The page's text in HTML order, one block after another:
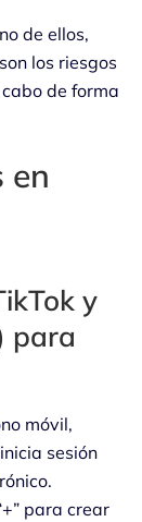
de ellos,
los riesgos
de forma
en
y
para
móvil,
sesión
para crear